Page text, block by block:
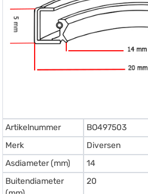
Artikelnummer
BO497503
Merk
Diversen
Asdiameter (mm)
14
Buitendiameter
20